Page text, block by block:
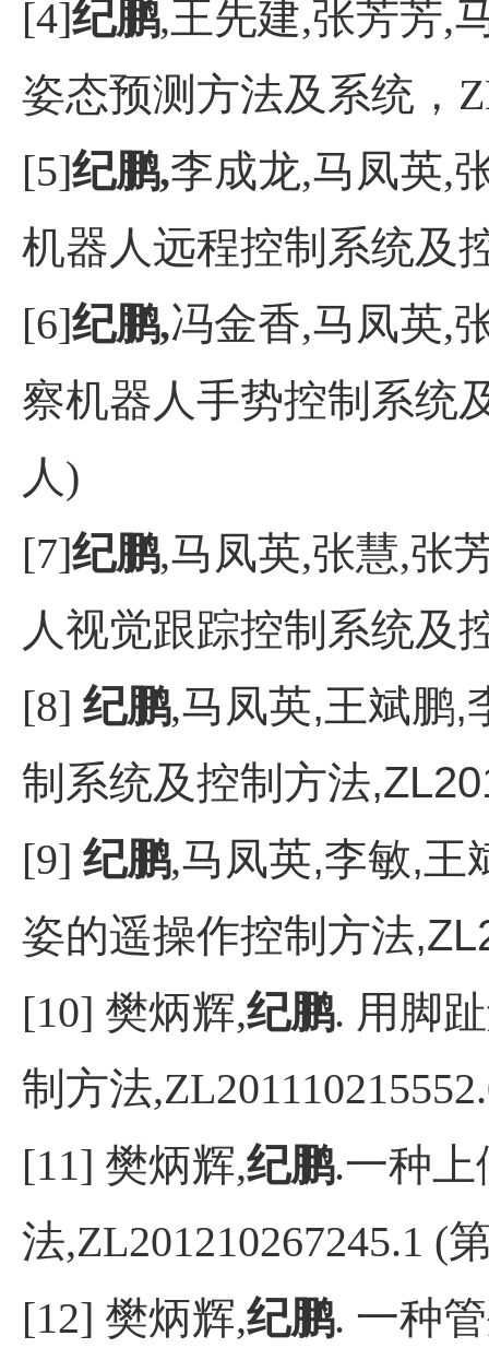
[4]纪鹏,王先建,张芳芳,
姿态预测方法及系统，
[5]纪鹏,李成龙,马凤英,
机器人远程控制系统及
[6]纪鹏,冯金香,马凤英,
察机器人手势控制系统
人)
[7]纪鹏,马凤英,张慧,张
人视觉跟踪控制系统及
[8] 纪鹏,马凤英,王斌鹏,
制系统及控制方法
[9] 纪鹏,马凤英,李敏,王
姿的遥操作控制方法
[10] 樊炳辉,纪鹏. 用脚
制方法
[11] 樊炳辉,纪鹏.一种上
法,ZL201210267245.1 (
[12] 樊炳辉,纪鹏. 一种